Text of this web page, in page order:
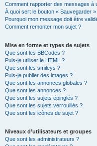
Comment rapporter des messages à
À quoi sert le bouton « Sauvegarder
Pourquoi mon message doit être
Comment remonter mon sujet ?
Mise en forme et types de sujets
Que sont les BBCodes ?
Puis-je utiliser le HTML ?
Que sont les smileys ?
Puis-je publier des images ?
Que sont les annonces globales ?
Que sont les annonces ?
Que sont les sujets épinglés ?
Que sont les sujets verrouillés ?
Que sont les icônes de sujet ?
Niveaux d’utilisateurs et groupes
Que sont les administrateurs ?